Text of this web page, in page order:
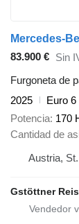
83.900 € Sin
Furgoneta de
2025
Euro 6
Potencia 170
Cantidad de
Austria,
Gstöttner